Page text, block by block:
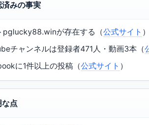
済みの事実
pglucky88.winが存在する（公式サイト
チャンネルは登録者471人・動画3本（
に1件以上の投稿（公式サイト ）
点